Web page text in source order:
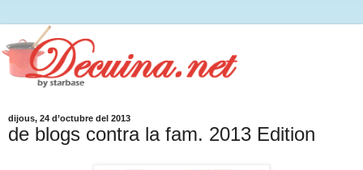
dijous, 24 d’octubre del 2013
de blogs contra la fam. 2013 Edition